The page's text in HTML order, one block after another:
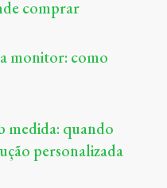
comprar
monitor: como
medida: quando
personalizada